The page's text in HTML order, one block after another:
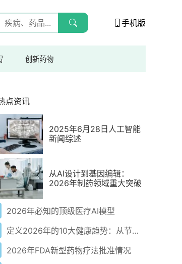
手机版
创新药物
点资讯
2025年6月28日人工智能
新闻综述
从AI设计到基因编辑：
2026年制药领域重大突破
2026年必知的顶级医疗AI模型
定义2026年的10大健康趋势：从节律健康到冷热交替疗法
2026年FDA新型药物疗法批准情况